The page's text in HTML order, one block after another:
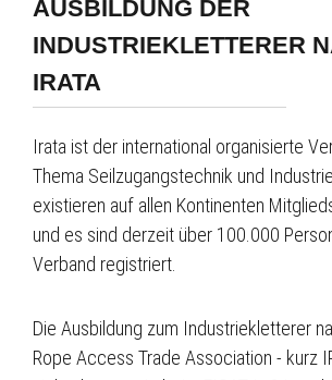
AUSBILDUNG DER
INDUSTRIEKLETTERER
IRATA
Irata ist der international organisierte
Thema Seilzugangstechnik und
existieren auf allen Kontinenten
und es sind derzeit über 100.000
Verband registriert.
Die Ausbildung zum Industriekletterer
Rope Access Trade Association - kurz